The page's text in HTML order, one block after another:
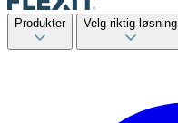
Produkter Velg riktig løsning